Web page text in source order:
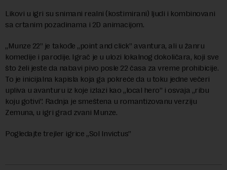
Likovi u igri su snimani realni (kostimirani) ljudi i kombinovani
sa crtanim pozadinama i 2D animacijom.
„Munze 22” je takođe „point and click” avantura, ali u žanru
komedije i parodije. Igrač je u ulozi lokalnog dokoličara, koji sve
što želi jeste da nabavi pivo posle 22 časa za vreme prohibicije.
To je inicijalna kapisla koja ga pokreće da u toku jedne večeri
upliva u avanturu iz koje izlazi kao „local hero” i osvaja „ribu
koju gotivi”. Radnja je smeštena u romantizovanu verziju
Zemuna, u igri grad zvani Munze.
Pogledajte trejler igrice „Sol Invictus”